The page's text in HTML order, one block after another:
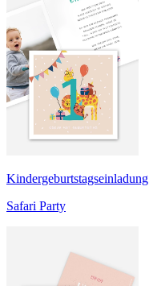
Kindergeburtstagseinladung
Safari Party